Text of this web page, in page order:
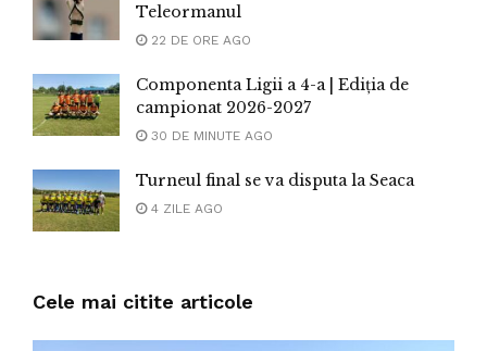
Teleormanul
22 DE ORE AGO
Componenta Ligii a 4-a | Ediția de
campionat 2026-2027
30 DE MINUTE AGO
Turneul final se va disputa la Seaca
4 ZILE AGO
Cele mai citite articole